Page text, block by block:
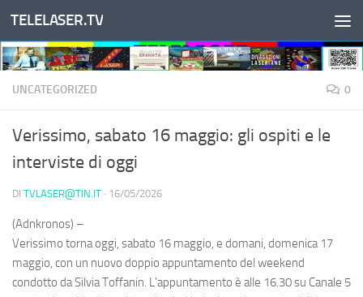
Salta al contenuto
TELELASER.TV
UNCATEGORIZED 0
Verissimo, sabato 16 maggio: gli ospiti e le
interviste di oggi
DI TVLASER@TIN.IT · 16/05/2026
(Adnkronos) –
Verissimo torna oggi, sabato 16 maggio, e domani, domenica 17
maggio, con un nuovo doppio appuntamento del weekend
condotto da Silvia Toffanin. L'appuntamento è alle 16.30 su Canale 5